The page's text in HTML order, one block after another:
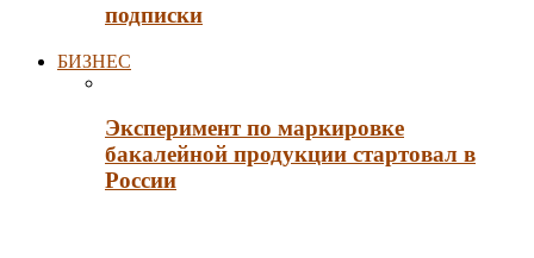
подписки
БИЗНЕС
Эксперимент по маркировке
бакалейной продукции стартовал в
России